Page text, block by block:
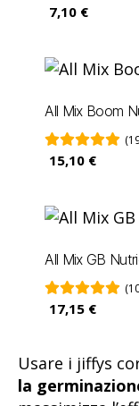
7,10 €
All Mix Boom
15,10 €
All Mix GB
17,15 €
Usare i jiffys
la